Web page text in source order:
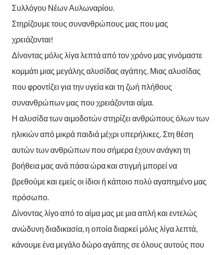
Συλλόγου Νέων Αυλωναρίου.
Στηρίζουμε τους συνανθρώπους μας που μας
χρειάζονται!
Δίνοντας μόλις λίγα λεπτά από τον χρόνο μας γινόμαστε
κομμάτι μιας μεγάλης αλυσίδας αγάπης. Μιας αλυσίδας
που φροντίζει για την υγεία και τη ζωή πλήθους
συνανθρώπων μας που χρειάζονται αίμα.
Η αλυσίδα των αιμοδοτών στηρίζει ανθρώπους όλων των
ηλικιών από μικρά παιδιά μέχρι υπερήλικες. Στη θέση
αυτών των ανθρώπων που σήμερα έχουν ανάγκη τη
βοήθεια μας ανά πάσα ώρα και στιγμή μπορεί να
βρεθούμε και εμείς οι ίδιοι ή κάποιο πολύ αγαπημένο μας
πρόσωπο.
Δίνοντας λίγο από το αίμα μας με μια απλή και εντελώς
ανώδυνη διαδικασία, η οποία διαρκεί μόλις λίγα λεπτά,
κάνουμε ένα μεγάλο δώρο αγάπης σε όλους αυτούς που